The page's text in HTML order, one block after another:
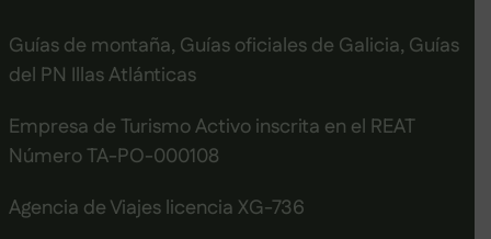
Guías de montaña, Guías oficiales de Galicia, Guías
del PN Illas Atlánticas
Empresa de Turismo Activo inscrita en el REAT
Número TA-PO-000108
Agencia de Viajes licencia XG-736